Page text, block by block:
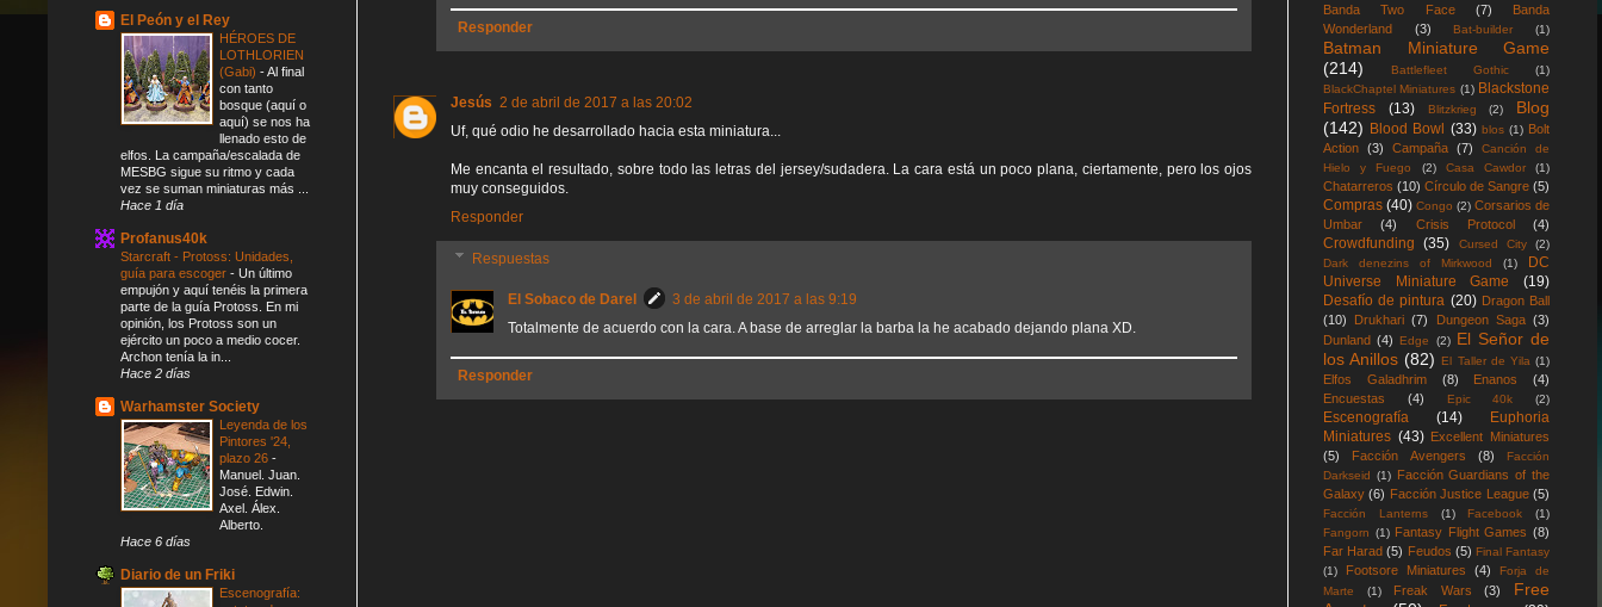
Responder
Jesús 2 de abril de 2017 a las 20:02
Uf, qué odio he desarrollado hacia esta miniatura...
Me encanta el resultado, sobre todo las letras del jersey/sudadera. La cara está un poco plana, ciertamente, pero los ojos
muy conseguidos.
Responder
Respuestas
El Sobaco de Darel
3 de abril de 2017 a las 9:19
Totalmente de acuerdo con la cara. A base de arreglar la barba la he acabado dejando plana XD.
Responder
El Peón y el Rey
HÉROES DE
LOTHLORIEN
(Gabi) -Al final
con tanto
bosque (aquí o
aquí) se nos ha
llenado esto de
elfos. La campaña/escalada de
MESBG sigue su ritmo y cada
vez se suman miniaturas más ...
Hace 1 día
Profanus40k
Starcraft - Protoss: Unidades,
guía para escoger - Un último
empujón y aquí tenéis la primera
parte de la guía Protoss. En mi
opinión, los Protoss son un
ejército un poco a medio cocer.
Archon tenía la in...
Hace 2 días
Warhamster Society
Leyenda de los
Pintores '24,
plazo 26 -
Manuel. Juan.
José. Edwin.
Axel. Álex.
Alberto.
Hace 6 días
Diario de un Friki
Escenografía:
Banda Two Face
(7)
Banda
Wonderland
(3) Bat-builder (1)
Batman Miniature Game
(214)
Battlefleet Gothic
(1)
BlackChaptel Miniatures (1) Blackstone
Fortress
(13) Blitzkrieg (2)
Blog
(142) Blood Bowl (33) blos (1) Bolt
Action (3) Campaña (7)
Canción de
Hielo y Fuego
(2) Casa Cawdor (1)
Chatarreros (10) Círculo de Sangre (5)
Compras (40) Congo (2) Corsarios de
Umbar
(4) Crisis Protocol (4)
Crowdfunding (35) Cursed City
(2)
Dark denezins of Mirkwood
(1)
DC
Universe Miniature Game
(19)
Desafío de pintura (20) Dragon Ball
(10)
Drukhari (7) Dungeon Saga (3)
Dunland (4) Edge (2) El Señor de
los Anillos (82) El Taller de Yila (1)
Elfos Galadhrim (8) Enanos
(4)
Encuestas
(4) Epic 40k (2)
Escenografía (14)
Euphoria
Miniatures (43) Excellent Miniatures
(5)
Facción Avengers (8)
Facción
Darkseid (1) Facción Guardians of the
Galaxy (6) Facción Justice League (5)
Facción Lanterns (1) Facebook
(1)
Fangorn (1) Fantasy Flight Games (8)
Far Harad (5) Feudos (5) Final Fantasy
(1)
Footsore Miniatures (4)
Forja de
Marte
(1) Freak Wars (3)
Free